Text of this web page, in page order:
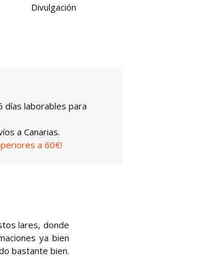
Divulgación
días laborables para
a Canarias.
a 60€!
lares, donde
ya bien
bastante bien.